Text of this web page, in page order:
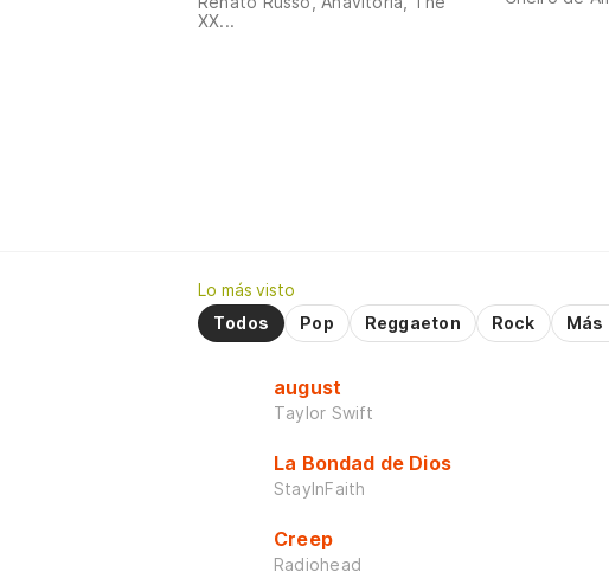
XX...
Lo más visto
Todos
Pop Reggaeton Rock Más
august
Taylor Swift
La Bondad de Dios
StayInFaith
Creep
Radiohead